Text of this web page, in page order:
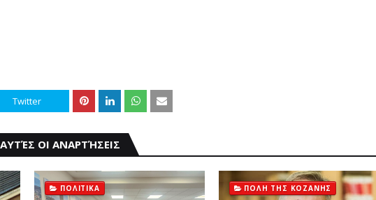
Twitter
ΟΙ ΑΝΑΡΤΉΣΕΙΣ
ΠΟΛΙΤΙΚΑ ΠΟΛΗ ΤΗΣ ΚΟΖΑΝΗΣ